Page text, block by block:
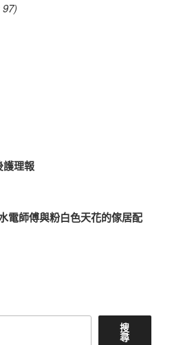
護理報
電師傅與粉白色天花的傢居配
搜
尋